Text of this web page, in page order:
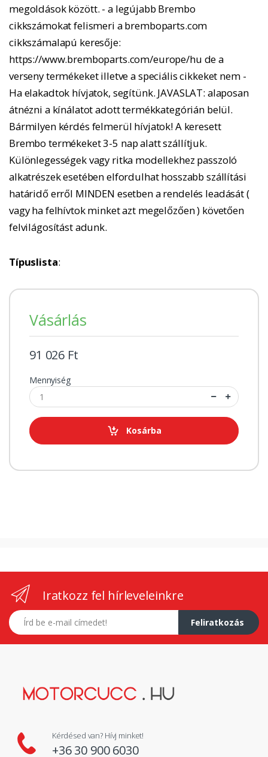
megoldások között. - a legújabb Brembo
cikkszámokat felismeri a bremboparts.com
cikkszámalapú keresője:
https://www.bremboparts.com/europe/hu de a
verseny termékeket illetve a speciális cikkeket nem -
Ha elakadtok hívjatok, segítünk. JAVASLAT: alaposan
átnézni a kínálatot adott termékkategórián belül.
Bármilyen kérdés felmerül hívjatok! A keresett
Brembo termékeket 3-5 nap alatt szállítjuk.
Különlegességek vagy ritka modellekhez passzoló
alkatrészek esetében elfordulhat hosszabb szállítási
határidő erről MINDEN esetben a rendelés leadását (
vagy ha felhívtok minket azt megelőzően ) követően
felvilágosítást adunk.
Típuslista:
Vásárlás
91 026 Ft
Mennyiség
Kosárba
Iratkozz fel hírleveleinkre
E-mail címed
Feliratkozás
Kérdésed van? Hívj minket!
+36 30 900 6030